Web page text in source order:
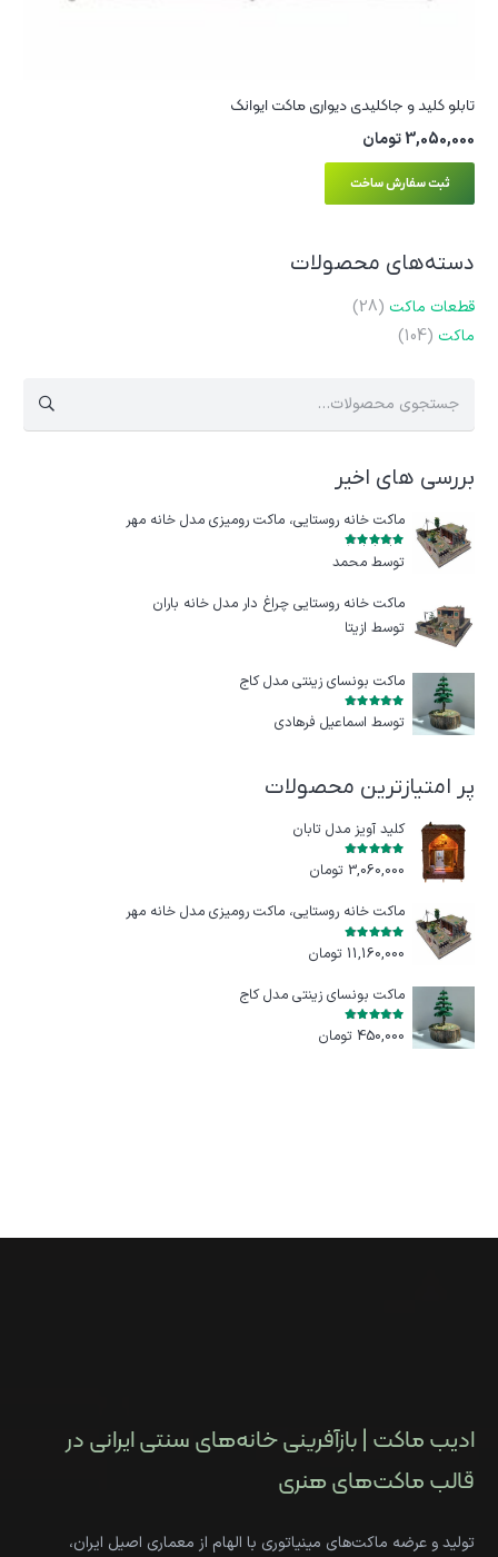
تابلو کلید و جاکلیدی دیواری ماکت ایوانک
3,050,000تومان
ثبت سفارش ساخت
دسته‌های محصولات
قطعات ماکت (28)
ماکت (104)
برای:
بررسی های اخیر
ماکت خانه روستایی، ماکت رومیزی مدل خانه مهر
امتیاز 5 از 5
توسط محمد
ماکت خانه روستایی چراغ‌ دار مدل خانه باران
توسط ازيتا
ماکت بونسای زینتی مدل کاج
امتیاز 5 از 5
توسط اسماعیل فرهادی
پر امتیازترین محصولات
کلید آویز مدل تابان
امتیاز 5.00از 5
3,060,000 تومان
ماکت خانه روستایی، ماکت رومیزی مدل خانه مهر
امتیاز 5.00از 5
11,160,000 تومان
ماکت بونسای زینتی مدل کاج
امتیاز از 5
450,000 تومان
ادیب ماکت | بازآفرینی خانه‌های سنتی ایرانی در
قالب ماکت‌های هنری
تولید و عرضه ماکت‌های مینیاتوری با الهام از معماری اصیل ایران،